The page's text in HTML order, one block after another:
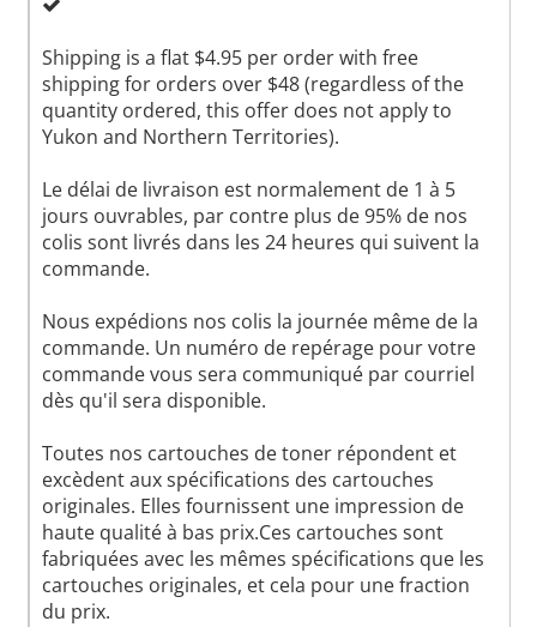
Shipping is a flat $4.95 per order with free
shipping for orders over $48 (regardless of the
quantity ordered, this offer does not apply to
Yukon and Northern Territories).
Le délai de livraison est normalement de 1 à 5
jours ouvrables, par contre plus de 95% de nos
colis sont livrés dans les 24 heures qui suivent la
commande.
Nous expédions nos colis la journée même de la
commande. Un numéro de repérage pour votre
commande vous sera communiqué par courriel
dès qu'il sera disponible.
Toutes nos cartouches de toner répondent et
excèdent aux spécifications des cartouches
originales. Elles fournissent une impression de
haute qualité à bas prix.Ces cartouches sont
fabriquées avec les mêmes spécifications que les
cartouches originales, et cela pour une fraction
du prix.